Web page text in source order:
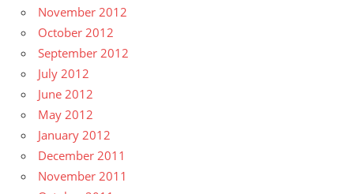
November 2012
October 2012
September 2012
July 2012
June 2012
May 2012
January 2012
December 2011
November 2011